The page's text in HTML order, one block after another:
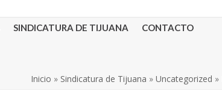
SINDICATURA DE TIJUANA CONTACTO
Inicio » Sindicatura de Tijuana » Uncategorized »